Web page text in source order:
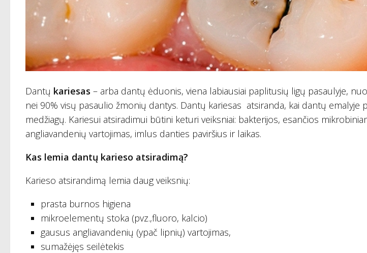
Dantų kariesas – arba dantų ėduonis, viena labiausiai paplitusių ligų pasaulyje,
nei 90% visų pasaulio žmonių dantys. Dantų kariesas atsiranda, kai dantų emalyje
medžiagų. Kariesui atsiradimui būtini keturi veiksniai: bakterijos, esančios
angliavandenių vartojimas, imlus danties paviršius ir laikas.
Kas lemia dantų karieso atsiradimą?
Karieso atsirandimą lemia daug veiksnių:
prasta burnos higiena
mikroelementų stoka (pvz.,fluoro, kalcio)
gausus angliavandenių (ypač lipnių) vartojimas,
sumažėjęs seilėtekis